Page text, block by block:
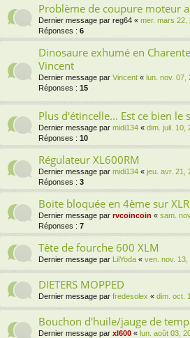
Problème de coupure moteur
Dernier message par reg64 « mer. mars 22,
Réponses : 6
Dinosaure exhumé en
Vincent
Dernier message par Vincent « lun. nov. 07,
Réponses : 15
Plus d'étincelle... Est ce bien le
Dernier message par midi134 « dim. juil. 10,
Réponses : 10
Régulateur XL600RM
Dernier message par midi134 « jeu. avr. 21,
Réponses : 3
Boite bloquée en 4ème sur
Dernier message par rvcoincoin « sam.
Réponses : 7
Tête de fourche 600 XLM
Dernier message par LilYoda « ven. nov. 13,
DIETERS MOPPED
Dernier message par fredesolex « dim. oct.
Bouchon d'huile/jauge de
Dernier message par xl600 « lun. août 03,